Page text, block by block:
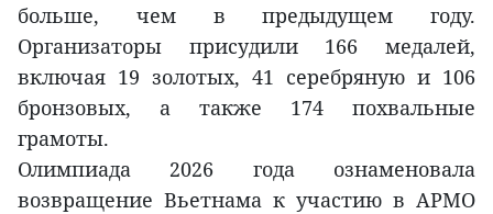
больше, чем в предыдущем году.
Организаторы присудили 166 медалей,
включая 19 золотых, 41 серебряную и 106
бронзовых, а также 174 похвальные
грамоты.
Олимпиада 2026 года ознаменовала
возвращение Вьетнама к участию в APMO